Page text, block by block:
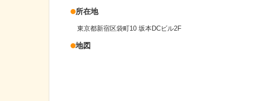
所在地
東京都新宿区袋町10 坂本DCビル2F
地図